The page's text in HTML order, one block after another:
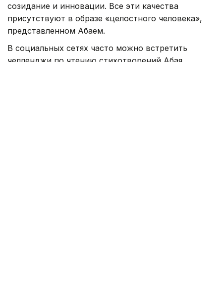
созидание и инновации. Все эти качества
присутствуют в образе «целостного человека»,
представленном Абаем.
В социальных сетях часто можно встретить
челленджи по чтению стихотворений Абая.